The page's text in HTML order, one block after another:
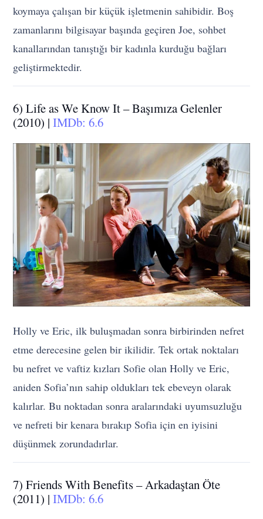
koymaya çalışan bir küçük işletmenin sahibidir. Boş
zamanlarını bilgisayar başında geçiren Joe, sohbet
kanallarından tanıştığı bir kadınla kurduğu bağları
geliştirmektedir.
6) Life as We Know It – Başımıza Gelenler
(2010) |IMDb: 6.6
Holly ve Eric, ilk buluşmadan sonra birbirinden nefret
etme derecesine gelen bir ikilidir. Tek ortak noktaları
bu nefret ve vaftiz kızları Sofie olan Holly ve Eric,
aniden Sofia’nın sahip oldukları tek ebeveyn olarak
kalırlar. Bu noktadan sonra aralarındaki uyumsuzluğu
ve nefreti bir kenara bırakıp Sofia için en iyisini
düşünmek zorundadırlar.
7) Friends With Benefits – Arkadaştan Öte
(2011) |IMDb: 6.6